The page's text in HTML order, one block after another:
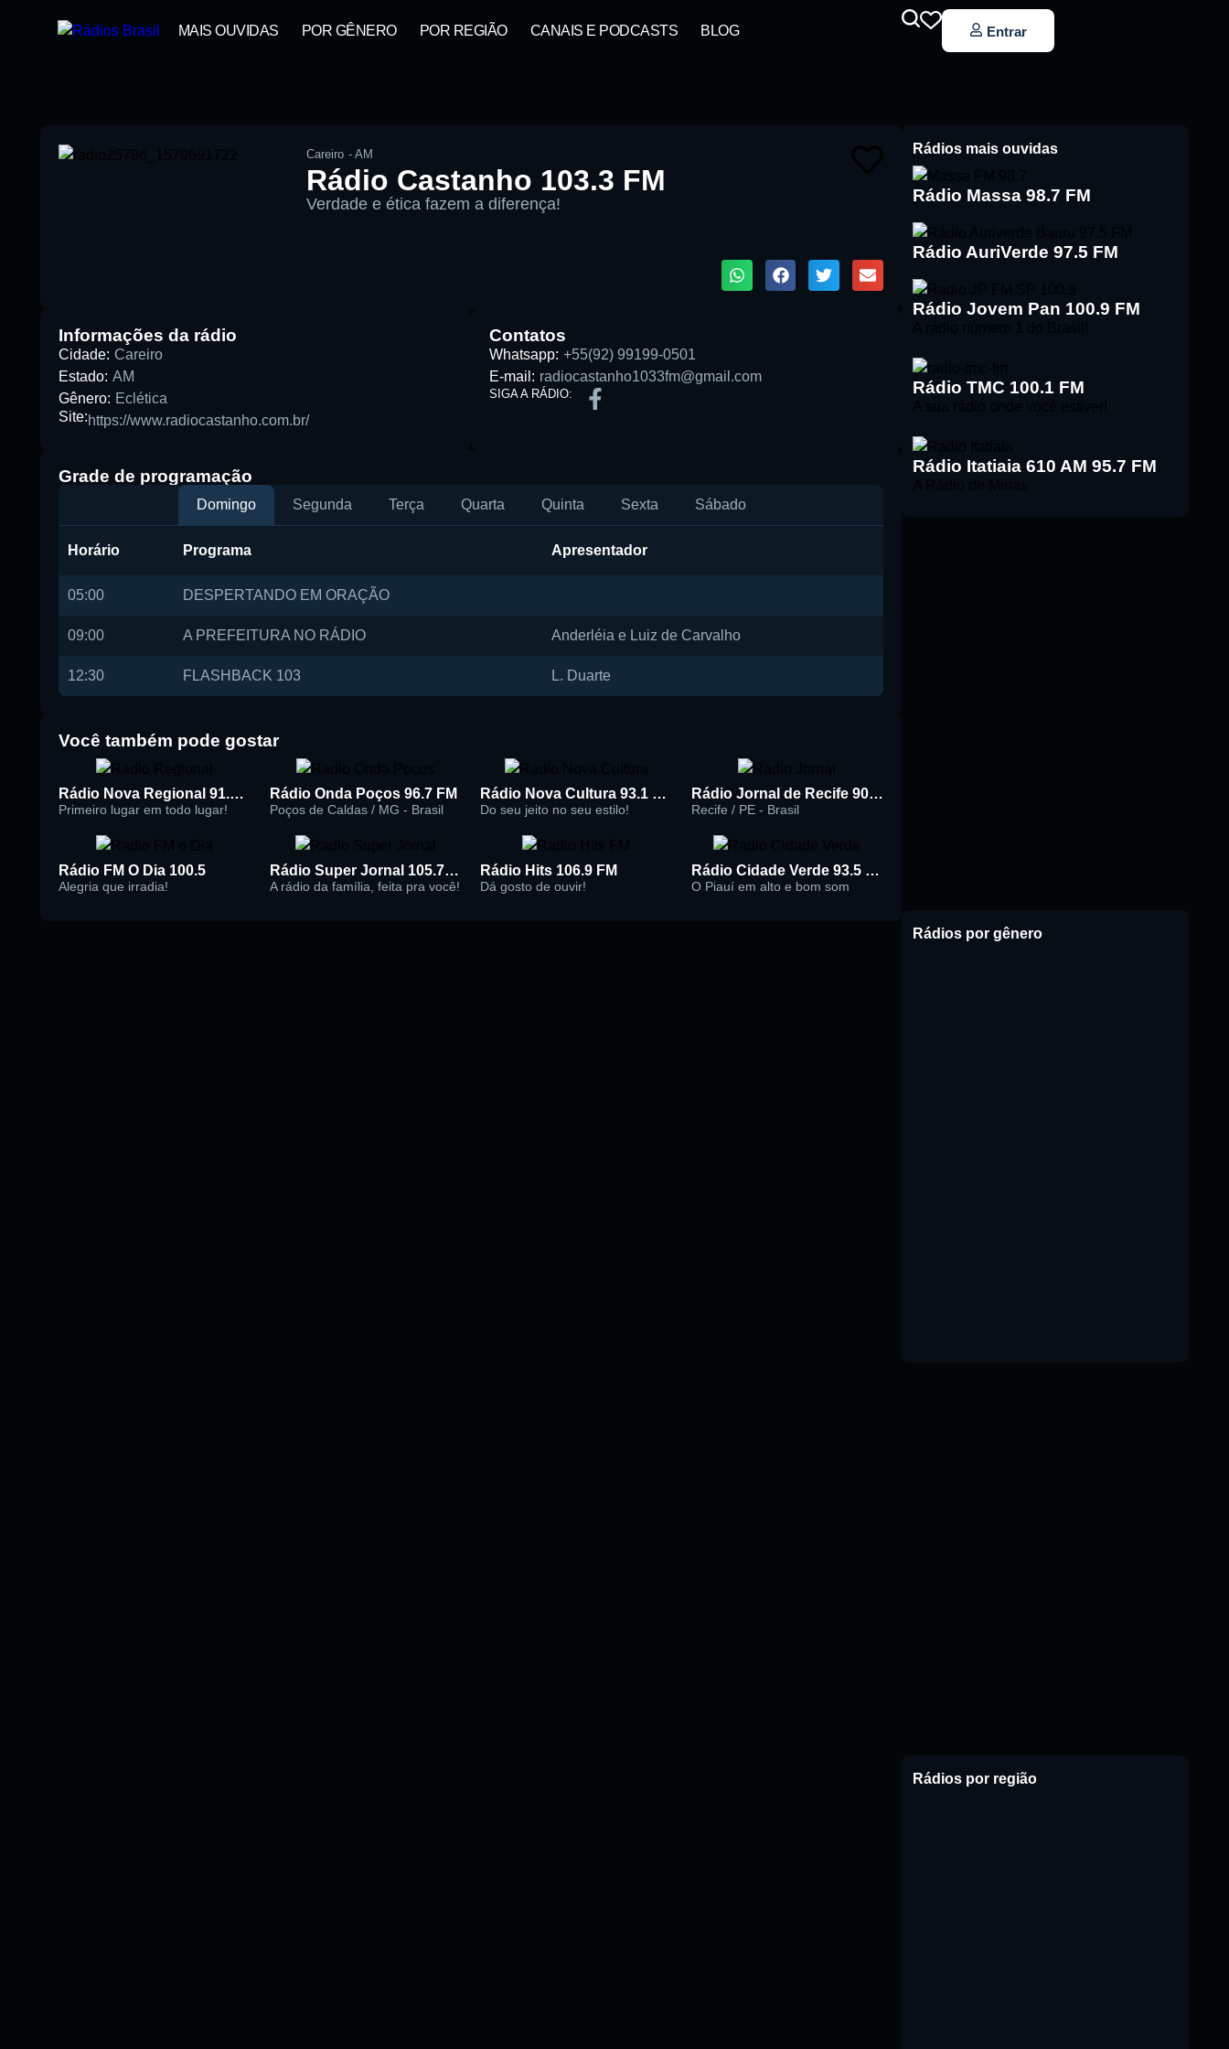
MAIS OUVIDAS POR GÊNERO POR REGIÃO CANAIS E PODCASTS BLOG
Buscar rádio
Entrar
Careiro - AM
Rádio Castanho 103.3 FM
Verdade e ética fazem a diferença!
Informações da rádio
Cidade: Careiro
Estado: AM
Gênero: Eclética
Site:https://www.radiocastanho.com.br/
Contatos
Whatsapp: +55(92) 99199-0501
E-mail: radiocastanho1033fm@gmail.com
SIGA A RÁDIO:
Grade de programação
Domingo Segunda Terça Quarta Quinta Sexta Sábado
Horário Programa Apresentador
05:00 DESPERTANDO EM ORAÇÃO
09:00 A PREFEITURA NO RÁDIO Anderléia e Luiz de Carvalho
12:30 FLASHBACK 103 L. Duarte
Você também pode gostar
Rádio Nova Regional 91.5 FM
Primeiro lugar em todo lugar!
Rádio Onda Poços 96.7 FM
Poços de Caldas / MG - Brasil
Rádio Nova Cultura 93.1 FM
Do seu jeito no seu estilo!
Rádio Jornal de Recife 90.3 FM
Recife / PE - Brasil
Rádio FM O Dia 100.5
Alegria que irradia!
Rádio Super Jornal 105.7 FM
A rádio da família, feita pra você!
Rádio Hits 106.9 FM
Dá gosto de ouvir!
Rádio Cidade Verde 93.5 FM
O Piauí em alto e bom som
Rádios mais ouvidas
Rádio Massa 98.7 FM
Rádio AuriVerde 97.5 FM
Rádio Jovem Pan 100.9 FM
Rádio TMC 100.1 FM
Rádio Itatiaia 610 AM 95.7 FM
Rádios por gênero
Rádios por região